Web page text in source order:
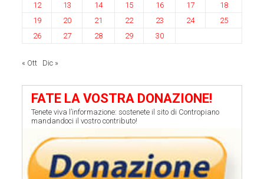
12
13 14 15 16 17
18
19
20 21 22 23 24
25
26
27 28 29 30
« Ott Dic »
FATE LA VOSTRA DONAZIONE!
Tenete viva l’informazione: sostenete il sito di Contropiano
mandandoci il vostro contributo!